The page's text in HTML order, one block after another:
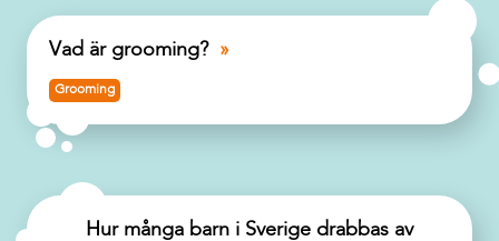
Grooming
Vad är grooming?
Hur många barn i Sverige drabbas av